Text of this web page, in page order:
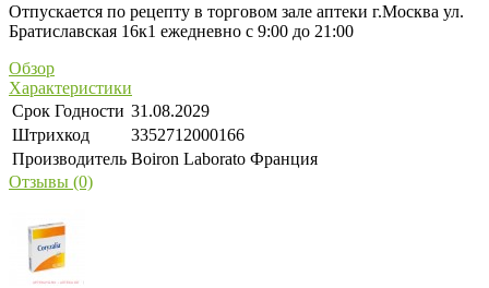
Отпускается по рецепту в торговом зале аптеки г.Москва ул.
Братиславская 16к1 ежедневно с 9:00 до 21:00
Обзор
Характеристики
Срок Годности 31.08.2029
Штрихкод
3352712000166
Производитель Boiron Laborato Франция
Отзывы (0)